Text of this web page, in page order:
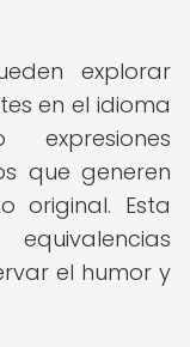
explorar
en el idioma
que generen
original. Esta
el humor y